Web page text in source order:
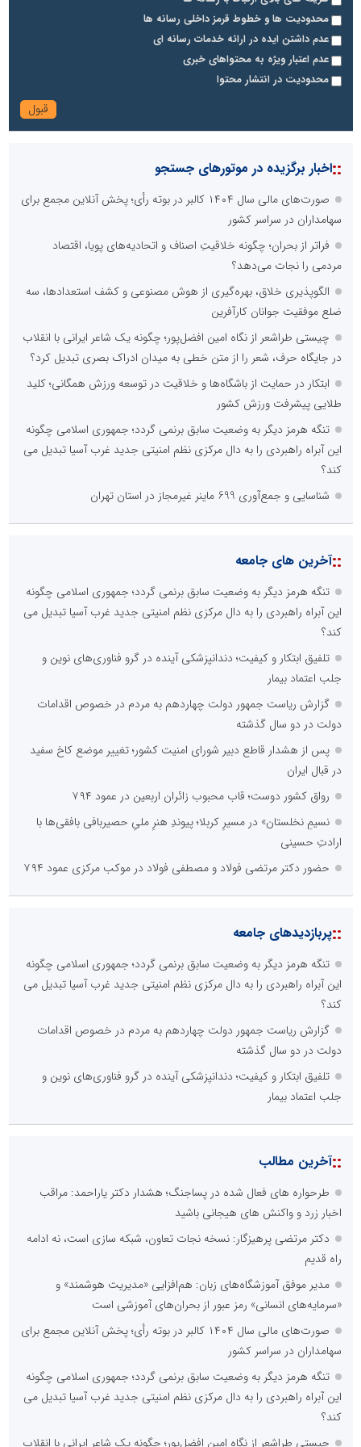
پایگاه آموزشی دکتر ناهید خوشنویس
پایگاه خبری گفتمان فارس
پایگاه اطلاع رسانی مشارکت
پایگاه تخصصی تحلیلی سرمایه نگر
پایگاه اطلاع رسانی معدن پیشرو
پایگاه اطلاع رسانی سپهر
پایگاه خبری تصمیم 24
آتش نشانی و خدمات ایمنی
اداره کل آموزش و پرورش
وزارت ارتباطات و فناوری اطلاعات
گروه پیشرانان پیشرفت ایران
وزارت علوم، تحقیقات و فناوری
روابط عمومی ایران صدا
آرشیو تمامی برنامه های شبکه های رادیویی صدای جمهوری اسلامی ایران
محمدحسین فلاح زاده
امیرحسین باقری
مشاور و مدرس بورس
حسین براتی
پژوهشگر مسائل اجتماعی و حقوقی
پایگاه آموزشی احمد باقری
مدرس و مشاور حوزه ارتباطات، روابط عمومی و رسانه
مهدی آشتیانی فرد
خبرنگار اختصاصی خبرگزاری گزارش خبر
شهروند خبرنگار گزارش خبر
محمدرضا سعیدی
پژوهشگر و فعال حوزه اجتماعی و فرهنگی
محدودیت ها و خطوط قرمز داخلی رسانه ها
عدم داشتن ایده در ارائه خدمات رسانه ای
عدم اعتبار ویژه به محتواهای خبری
محدودیت در انتشار محتوا
::اخبار برگزیده در موتورهای جستجو
صورت‌های مالی سال ۱۴۰۴ کالبر در بوته رأی؛ پخش آنلاین مجمع برای
سهامداران در سراسر کشور
فراتر از بحران؛ چگونه خلاقیتِ اصناف و اتحادیه‌های پویا، اقتصاد
مردمی را نجات می‌دهد؟
الگوپذیری خلاق، بهره‌گیری از هوش مصنوعی و کشف استعدادها، سه
ضلع موفقیت جوانان کارآفرین
چیستی طراشعر از نگاه امین افضل‌پور؛ چگونه یک شاعر ایرانی با انقلاب
در جایگاه حرف، شعر را از متن خطی به میدان ادراک بصری تبدیل کرد؟
ابتکار در حمایت از باشگاه‌ها و خلاقیت در توسعه ورزش همگانی؛ کلید
طلایی پیشرفت ورزش کشور
تنگه هرمز دیگر به وضعیت سابق برنمی گردد؛ جمهوری اسلامی چگونه
این آبراه راهبردی را به دال مرکزی نظم امنیتی جدید غرب آسیا تبدیل می
کند؟
شناسایی و جمع‌آوری 699 ماینر غیرمجاز در استان تهران
::آخرین های جامعه
تنگه هرمز دیگر به وضعیت سابق برنمی گردد؛ جمهوری اسلامی چگونه
این آبراه راهبردی را به دال مرکزی نظم امنیتی جدید غرب آسیا تبدیل می
کند؟
تلفیق ابتکار و کیفیت؛ دندانپزشکی آینده در گرو فناوری‌های نوین و
جلب اعتماد بیمار
گزارش ریاست جمهور دولت چهاردهم به مردم در خصوص اقدامات
دولت در دو سال گذشته
پس از هشدار قاطع دبیر شورای امنیت کشور؛ تغییر موضع کاخ سفید
در قبال ایران
رواق کشور دوست؛ قاب محبوب زائران اربعین در عمود ۷۹۴
نسیمِ نخلستان» در مسیرِ کربلا؛ پیوندِ هنرِ ملیِ حصیربافی بافقی‌ها با
ارادتِ حسینی
حضور دکتر مرتضی فولاد و مصطفی فولاد در موکب مرکزی عمود ۷۹۴
::پربازدیدهای جامعه
تنگه هرمز دیگر به وضعیت سابق برنمی گردد؛ جمهوری اسلامی چگونه
این آبراه راهبردی را به دال مرکزی نظم امنیتی جدید غرب آسیا تبدیل می
کند؟
گزارش ریاست جمهور دولت چهاردهم به مردم در خصوص اقدامات
دولت در دو سال گذشته
تلفیق ابتکار و کیفیت؛ دندانپزشکی آینده در گرو فناوری‌های نوین و
جلب اعتماد بیمار
::آخرین مطالب
طرحواره های فعال شده در پساجنگ؛ هشدار دکتر یاراحمد: مراقب
اخبار زرد و واکنش های هیجانی باشید
دکتر مرتضی پرهیزگار: نسخه نجات تعاون، شبکه سازی است، نه ادامه
راه قدیم
مدیر موفق آموزشگاه‌های زبان: هم‌افزایی «مدیریت هوشمند» و
«سرمایه‌های انسانی» رمز عبور از بحران‌های آموزشی است
صورت‌های مالی سال ۱۴۰۴ کالبر در بوته رأی؛ پخش آنلاین مجمع برای
سهامداران در سراسر کشور
تنگه هرمز دیگر به وضعیت سابق برنمی گردد؛ جمهوری اسلامی چگونه
این آبراه راهبردی را به دال مرکزی نظم امنیتی جدید غرب آسیا تبدیل می
کند؟
چیستی طراشعر از نگاه امین افضل‌پور؛ چگونه یک شاعر ایرانی با انقلاب